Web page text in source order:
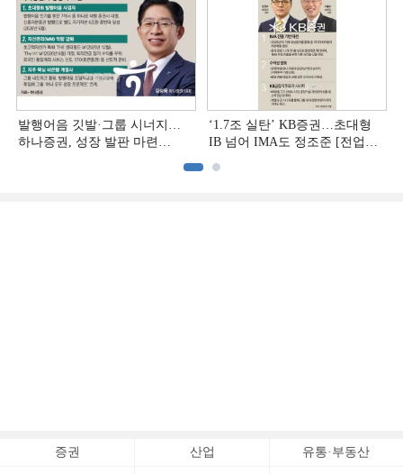
발행어음 깃발·그룹 시너지…
하나증권, 성장 발판 마련
‘1.7조 실탄’ KB증권…초대형
IB 넘어 IMA도 정조준 [전업계
증권 산업 유통·부동산